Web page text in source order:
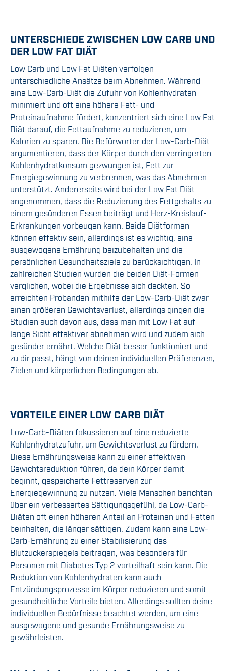
UNTERSCHIEDE ZWISCHEN LOW CARB UND
DER LOW FAT DIÄT
Low Carb und Low Fat Diäten verfolgen
unterschiedliche Ansätze beim Abnehmen. Während
eine Low-Carb-Diät die Zufuhr von Kohlenhydraten
minimiert und oft eine höhere Fett- und
Proteinaufnahme fördert, konzentriert sich eine Low Fat
Diät darauf, die Fettaufnahme zu reduzieren, um
Kalorien zu sparen. Die Befürworter der Low-Carb-Diät
argumentieren, dass der Körper durch den verringerten
Kohlenhydratkonsum gezwungen ist, Fett zur
Energiegewinnung zu verbrennen, was das Abnehmen
unterstützt. Andererseits wird bei der Low Fat Diät
angenommen, dass die Reduzierung des Fettgehalts zu
einem gesünderen Essen beiträgt und Herz-Kreislauf-
Erkrankungen vorbeugen kann. Beide Diätformen
können effektiv sein, allerdings ist es wichtig, eine
ausgewogene Ernährung beizubehalten und die
persönlichen Gesundheitsziele zu berücksichtigen. In
zahlreichen Studien wurden die beiden Diät-Formen
verglichen, wobei die Ergebnisse sich deckten. So
erreichten Probanden mithilfe der Low-Carb-Diät zwar
einen größeren Gewichtsverlust, allerdings gingen die
Studien auch davon aus, dass man mit Low Fat auf
lange Sicht effektiver abnehmen wird und zudem sich
gesünder ernährt. Welche Diät besser funktioniert und
zu dir passt, hängt von deinen individuellen Präferenzen,
Zielen und körperlichen Bedingungen ab.
VORTEILE EINER LOW CARB DIÄT
Low-Carb-Diäten fokussieren auf eine reduzierte
Kohlenhydratzufuhr, um Gewichtsverlust zu fördern.
Diese Ernährungsweise kann zu einer effektiven
Gewichtsreduktion führen, da dein Körper damit
beginnt, gespeicherte Fettreserven zur
Energiegewinnung zu nutzen. Viele Menschen berichten
über ein verbessertes Sättigungsgefühl, da Low-Carb-
Diäten oft einen höheren Anteil an Proteinen und Fetten
beinhalten, die länger sättigen. Zudem kann eine Low-
Carb-Ernährung zu einer Stabilisierung des
Blutzuckerspiegels beitragen, was besonders für
Personen mit Diabetes Typ 2 vorteilhaft sein kann. Die
Reduktion von Kohlenhydraten kann auch
Entzündungsprozesse im Körper reduzieren und somit
gesundheitliche Vorteile bieten. Allerdings sollten deine
individuellen Bedürfnisse beachtet werden, um eine
ausgewogene und gesunde Ernährungsweise zu
gewährleisten.